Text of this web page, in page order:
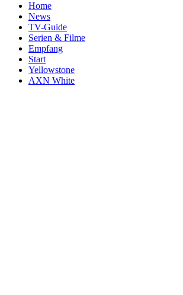
Home
News
TV-Guide
Serien & Filme
Empfang
Start
Yellowstone
AXN White